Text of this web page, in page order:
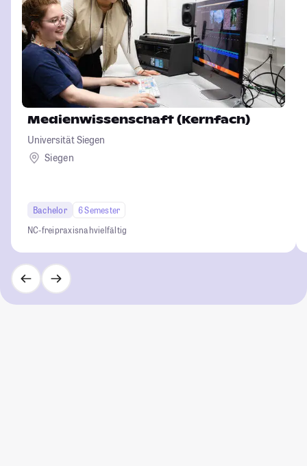
Medienwissenschaft (Kernfach)
Universität Siegen
Siegen
Bachelor
6 Semester
NC-freipraxisnahvielfältig